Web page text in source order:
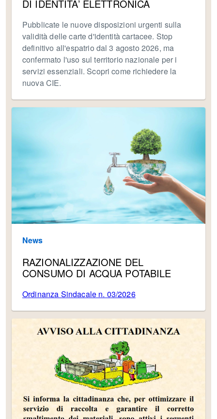
DI IDENTITA’ ELETTRONICA
Pubblicate le nuove disposizioni urgenti sulla
validità delle carte d'identità cartacee. Stop
definitivo all'espatrio dal 3 agosto 2026, ma
confermato l'uso sul territorio nazionale per i
servizi essenziali. Scopri come richiedere la
nuova CIE.
News
RAZIONALIZZAZIONE DEL
CONSUMO DI ACQUA POTABILE
Ordinanza Sindacale n. 03/2026